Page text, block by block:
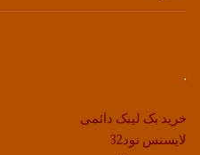
.
خرید بک لینک دائمی
لایسنس نود32